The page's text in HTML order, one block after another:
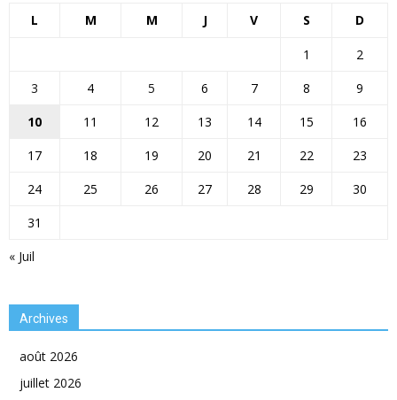
L M M J V S D
« Juil
1
2
3
4 5 6 7 8
9
10
11 12 13 14 15
16
17
18 19 20 21 22
23
24
25 26 27 28 29
30
31
Archives
août 2026
juillet 2026